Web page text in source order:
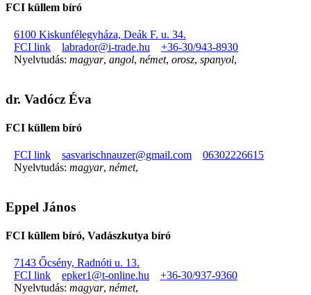
FCI küllem bíró
6100 Kiskunfélegyháza, Deák F. u. 34.
FCI link
labrador@i-trade.hu
+36-30/943-8930
Nyelvtudás: magyar, angol, német, orosz, spanyol,
dr. Vadócz Éva
FCI küllem bíró
FCI link sasvarischnauzer@gmail.com
06302226615
Nyelvtudás: magyar, német,
Eppel János
FCI küllem bíró, Vadászkutya bíró
7143 Őcsény, Radnóti u. 13.
FCI link
epker1@t-online.hu
+36-30/937-9360
Nyelvtudás: magyar, német,